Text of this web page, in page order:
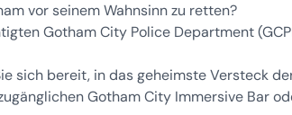
vor seinem Wahnsinn zu retten?
Gotham City Police Department
sich bereit, in das geheimste Versteck
Gotham City Immersive Bar